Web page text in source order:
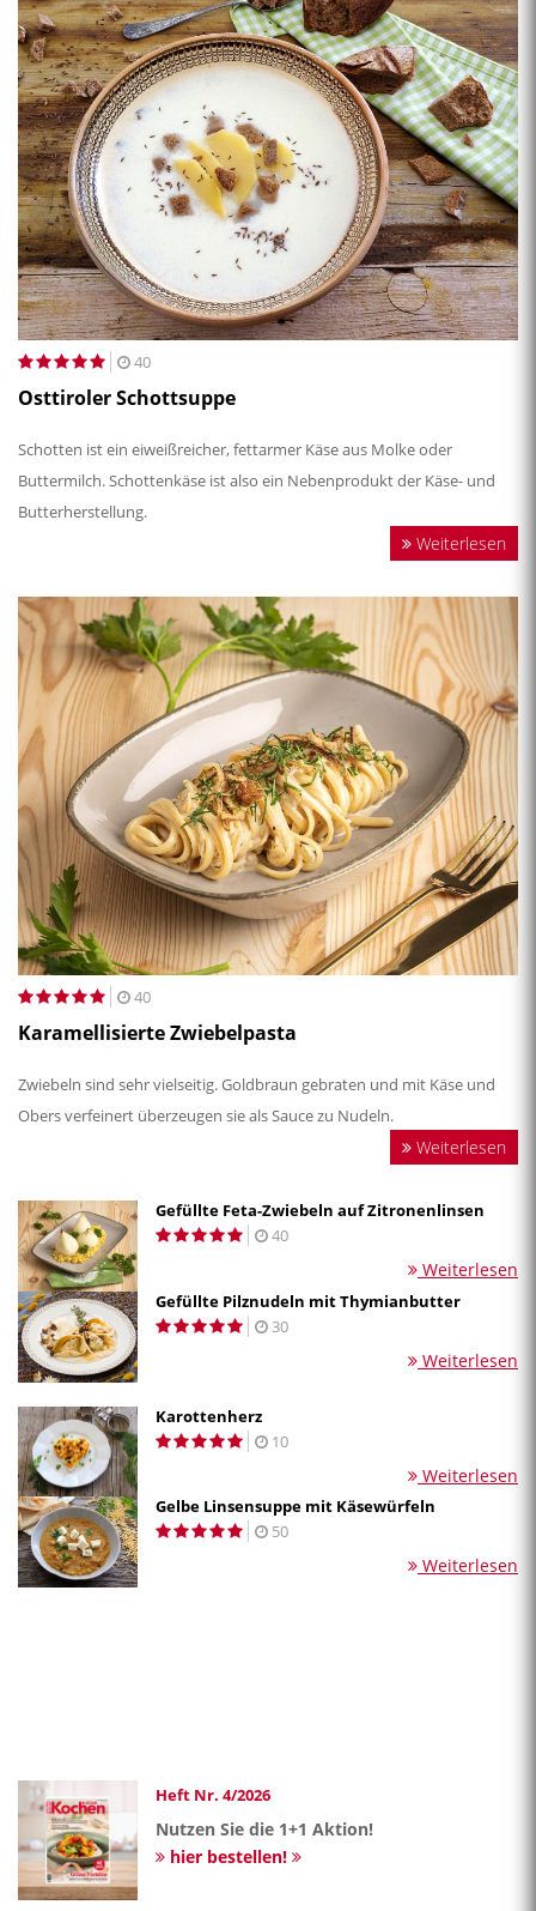
40
Osttiroler Schottsuppe
Schotten ist ein eiweißreicher, fettarmer Käse aus Molke oder
Buttermilch. Schottenkäse ist also ein Nebenprodukt der Käse- und
Butterherstellung.
Weiterlesen
40
Karamellisierte Zwiebelpasta
Zwiebeln sind sehr vielseitig. Goldbraun gebraten und mit Käse und
Obers verfeinert überzeugen sie als Sauce zu Nudeln.
Weiterlesen
Gefüllte Feta-Zwiebeln auf Zitronenlinsen
40
Weiterlesen
Gefüllte Pilznudeln mit Thymianbutter
30
Weiterlesen
Karottenherz
10
Weiterlesen
Gelbe Linsensuppe mit Käsewürfeln
50
Weiterlesen
Heft Nr. 4/2026
Nutzen Sie die 1+1 Aktion!
hier bestellen!